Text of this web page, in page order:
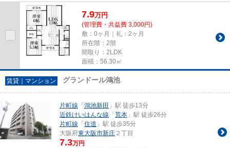
良さも魅力の物件です。防犯対...
7.9万円
(管理費・共益費 3,000円)
敷：0ヶ月｜礼：2ヶ月
所在階：2階
間取り：2LDK
面積：56.30㎡
賃貸｜マンション グランドール鴻池
片町線 「 鴻池新田 」駅 徒歩13分
近鉄けいはんな線 「 荒本 」駅 徒歩26分
片町線 「 住道 」駅 徒歩35分
大阪府東大阪市新庄 ２丁目
7.3万円